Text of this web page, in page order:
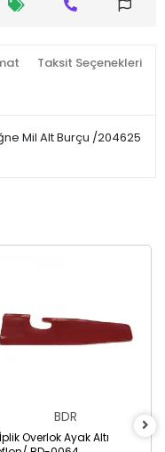
Taksit Seçenekleri
Mil Alt Burçu /204625
BDR
Overlok Ayak Altı